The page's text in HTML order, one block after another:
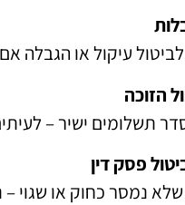
עיקול או הגבלה
הזוכה
תשלומים ישיר –
פסק דין
נמסר כחוק או שגוי